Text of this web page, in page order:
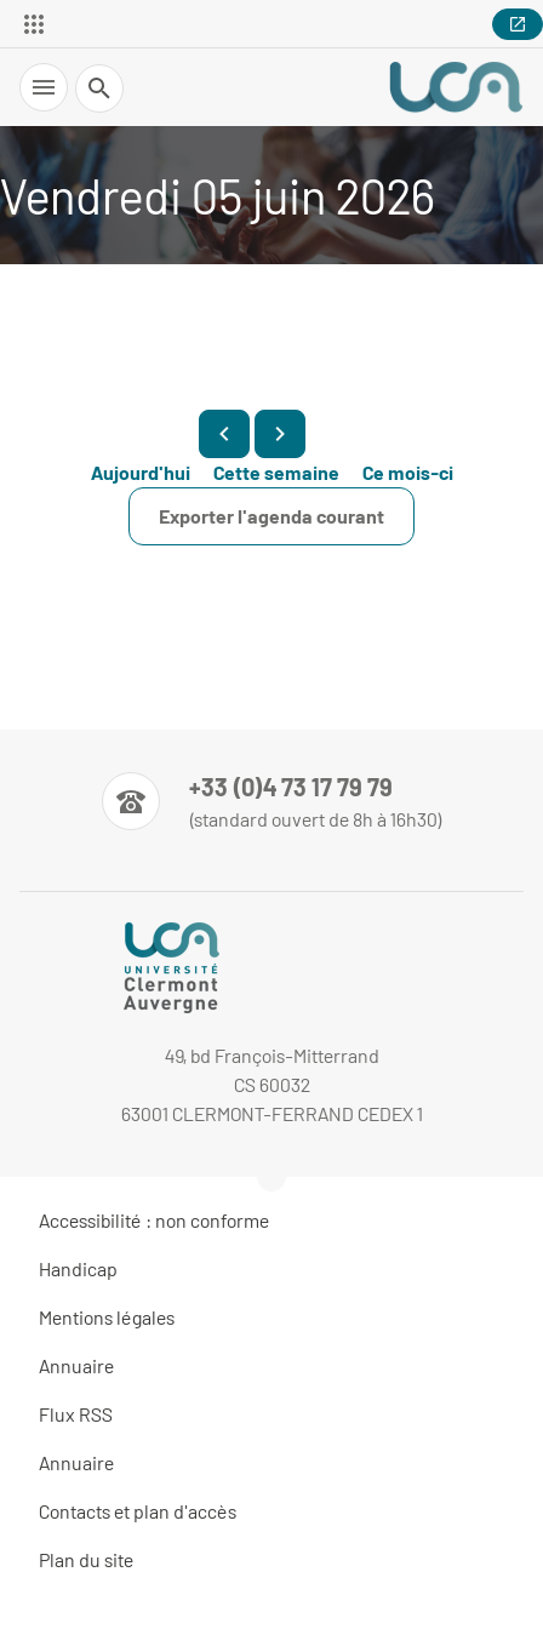
Recherche
Vendredi 05 juin 2026
Aujourd'hui Cette semaine
Ce mois-ci
Exporter l'agenda courant
+33 (0)4 73 17 79 79
(standard ouvert de 8h à 16h30)
49, bd François-Mitterrand
CS 60032
63001 CLERMONT-FERRAND CEDEX 1
Accessibilité : non conforme
Handicap
Mentions légales
Annuaire
Flux RSS
Annuaire
Contacts et plan d'accès
Plan du site